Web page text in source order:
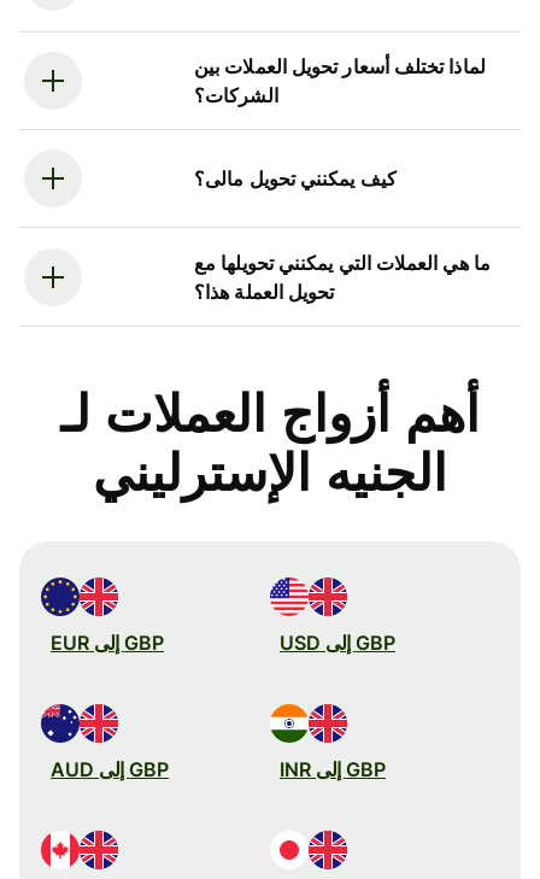
لماذا تختلف أسعار تحويل العملات بين
الشركات؟
كيف يمكنني تحويل مالى؟
ما هي العملات التي يمكنني تحويلها مع
تحويل العملة هذا؟
أهم أزواج العملات لـ
الجنيه الإسترليني
GBP إلى USD GBP إلى EUR
GBP إلى INR GBP إلى AUD